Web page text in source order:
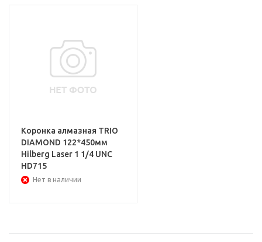
Коронка алмазная TRIO
DIAMOND 122*450мм
Hilberg Laser 1 1/4 UNC
HD715
Нет в наличии